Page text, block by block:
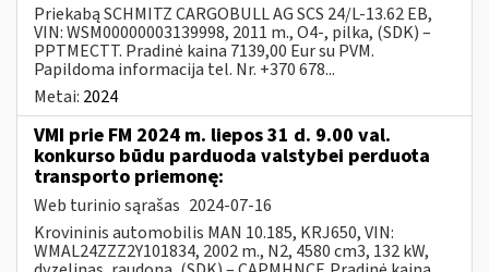
Priekabą SCHMITZ CARGOBULL AG SCS 24/L-13.62 EB,
VIN: WSM00000003139998, 2011 m., O4-, pilka, (SDK) –
PPTMECTT. Pradinė kaina 7139,00 Eur su PVM.
Papildoma informacija tel. Nr. +370 678...
Metai: 2024
VMI prie FM 2024 m. liepos 31 d. 9.00 val.
konkurso būdu parduoda valstybei perduota
transporto priemonę:
Web turinio sąrašas 2024-07-16
Krovininis automobilis MAN 10.185, KRJ650, VIN:
WMAL24ZZZ2Y101834, 2002 m., N2, 4580 cm3, 132 kW,